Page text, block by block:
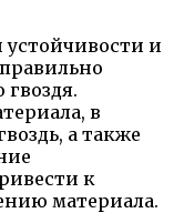
и
в
а также
к
материала.